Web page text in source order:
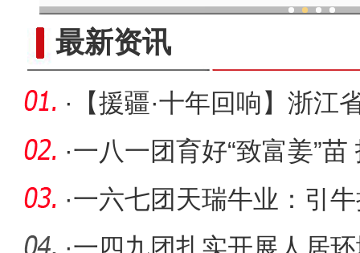
最新资讯
·
【援疆·十年回响】浙江
疆医
·一八一团育好“致富姜”
·一六七团天瑞牛业：引